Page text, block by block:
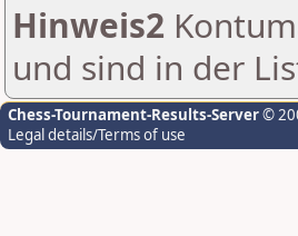
Hinweis2
und sind in der
Chess-Tournament-Results-Server©
Legal details/Terms of use